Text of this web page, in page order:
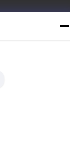
टेक ज़ोन, शीआन